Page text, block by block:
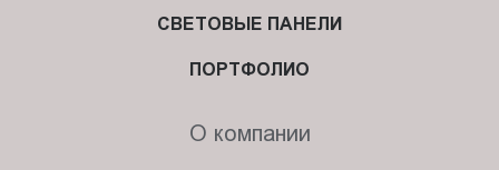
СВЕТОВЫЕ ПАНЕЛИ
ПОРТФОЛИО
О компании